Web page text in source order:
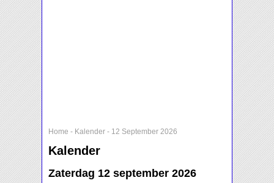
Home - Kalender - 12 September 2026
Kalender
Zaterdag 12 september 2026